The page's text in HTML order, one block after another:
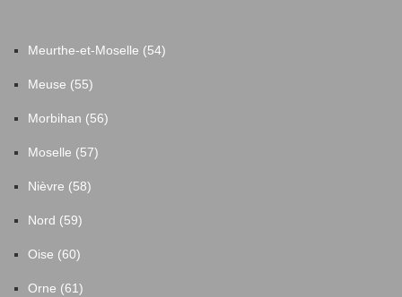
Meurthe-et-Moselle (54)
Meuse (55)
Morbihan (56)
Moselle (57)
Nièvre (58)
Nord (59)
Oise (60)
Orne (61)